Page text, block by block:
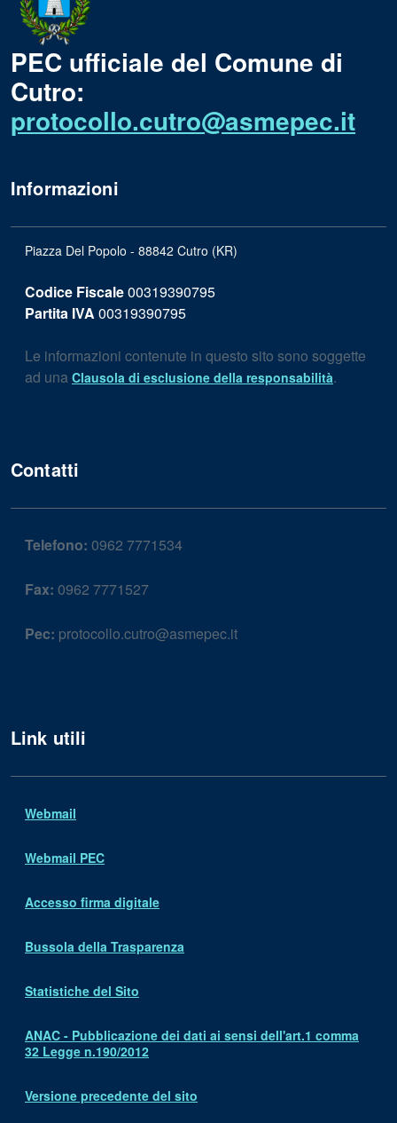
PEC ufficiale del Comune di
Cutro:
protocollo.cutro@asmepec.it
Informazioni
Piazza Del Popolo - 88842 Cutro (KR)
Codice Fiscale00319390795
Partita IVA 00319390795
Le informazioni contenute in questo sito sono soggette
ad una Clausola di esclusione della responsabilità.
Contatti
Telefono: 0962 7771534
Fax: 0962 7771527
Pec: protocollo.cutro@asmepec.it
Link utili
Webmail
Webmail PEC
Accesso firma digitale
Bussola della Trasparenza
Statistiche del Sito
ANAC - Pubblicazione dei dati ai sensi dell'art.1 comma
32 Legge n.190/2012
Versione precedente del sito